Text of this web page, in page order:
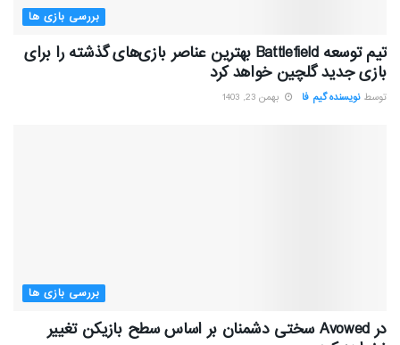
بررسی بازی ها
تیم توسعه Battlefield بهترین عناصر بازی‌های گذشته را برای
بازی جدید گلچین خواهد کرد
توسط نویسنده گیم فا بهمن 23, 1403
بررسی بازی ها
در Avowed سختی دشمنان بر اساس سطح بازیکن تغییر